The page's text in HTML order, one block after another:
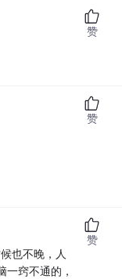
赞
赞
也不晚，人
一窍不通的，
赞